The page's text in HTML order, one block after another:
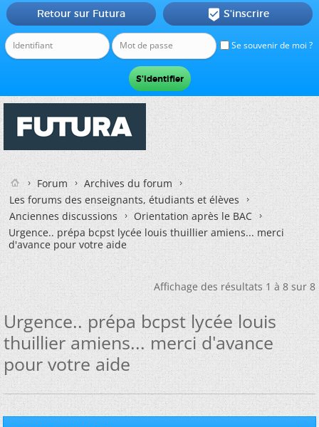
Se souvenir de moi ?
Retour sur Futura  S'inscrire
Forum
Archives du forum
Les forums des enseignants, étudiants et élèves
Anciennes discussions
Orientation après le BAC
Urgence.. prépa bcpst lycée louis thuillier amiens... merci
d'avance pour votre aide
Affichage des résultats 1 à 8 sur 8
Urgence.. prépa bcpst lycée louis
thuillier amiens... merci d'avance
pour votre aide